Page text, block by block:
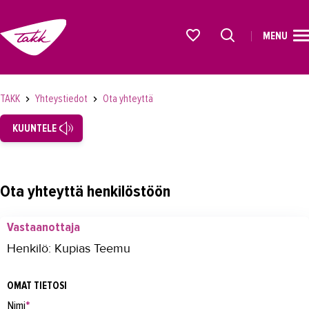
OPISKELIJAKSI
YRITYKSILLE
OMA TAKK
MENU
TAKK Yhteystiedot Ota yhteyttä
KUUNTELE
Ota yhteyttä henkilöstöön
Vastaanottaja
Henkilö: Kupias Teemu
OMAT TIETOSI
Nimi*